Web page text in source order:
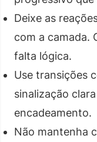
Deixe as
com a camada.
falta lógica.
Use transições
sinalização
encadeamento.
Não mantenha